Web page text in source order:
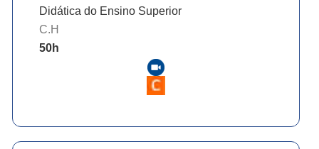
Didática do Ensino Superior
C.H
50h